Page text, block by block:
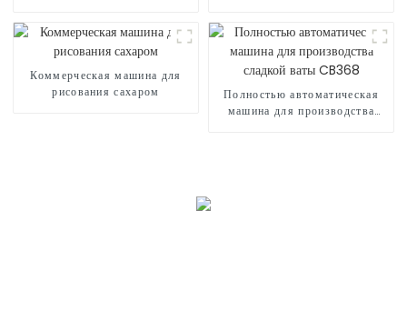
Коммерческая машина для
рисования сахаром
Полностью автоматическая
машина для производства